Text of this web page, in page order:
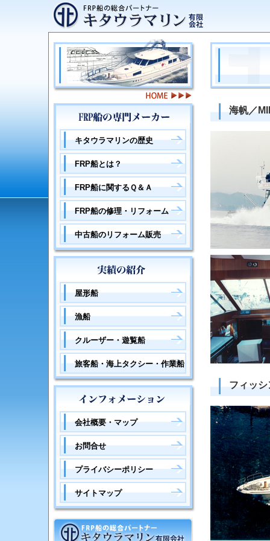
キタウラマリンの歴史
FRP船とは？
FRP船に関するＱ＆Ａ
FRP船の修理・リフォーム
中古船のリフォーム販売
屋形船
漁船
クルーザー・遊覧船
旅客船・海上タクシー・作業船
会社概要・マップ
お問合せ
プライバシーポリシー
サイトマップ
海帆／
フィッシ